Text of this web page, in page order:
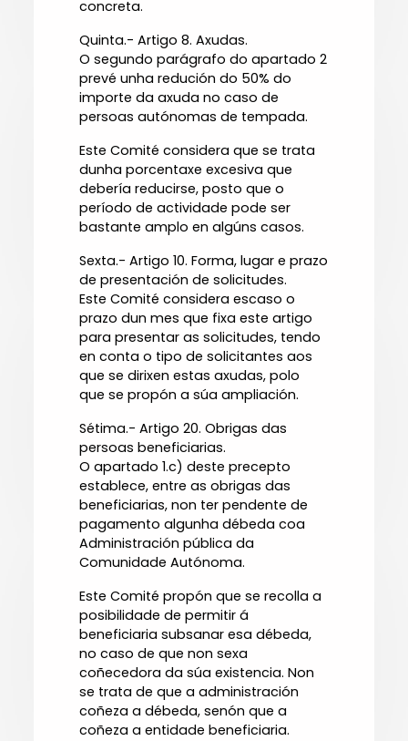
concreta.
Quinta.- Artigo 8. Axudas.
O segundo parágrafo do apartado 2
prevé unha redución do 50% do
importe da axuda no caso de
persoas autónomas de tempada.
Este Comité considera que se trata
dunha porcentaxe excesiva que
debería reducirse, posto que o
período de actividade pode ser
bastante amplo en algúns casos.
Sexta.- Artigo 10. Forma, lugar e prazo
de presentación de solicitudes.
Este Comité considera escaso o
prazo dun mes que fixa este artigo
para presentar as solicitudes, tendo
en conta o tipo de solicitantes aos
que se dirixen estas axudas, polo
que se propón a súa ampliación.
Sétima.- Artigo 20. Obrigas das
persoas beneficiarias.
O apartado 1.c) deste precepto
establece, entre as obrigas das
beneficiarias, non ter pendente de
pagamento algunha débeda coa
Administración pública da
Comunidade Autónoma.
Este Comité propón que se recolla a
posibilidade de permitir á
beneficiaria subsanar esa débeda,
no caso de que non sexa
coñecedora da súa existencia. Non
se trata de que a administración
coñeza a débeda, senón que a
coñeza a entidade beneficiaria.